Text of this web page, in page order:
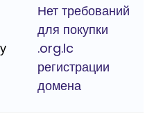
Нет требований
для покупки
.org.lc
регистрации
домена